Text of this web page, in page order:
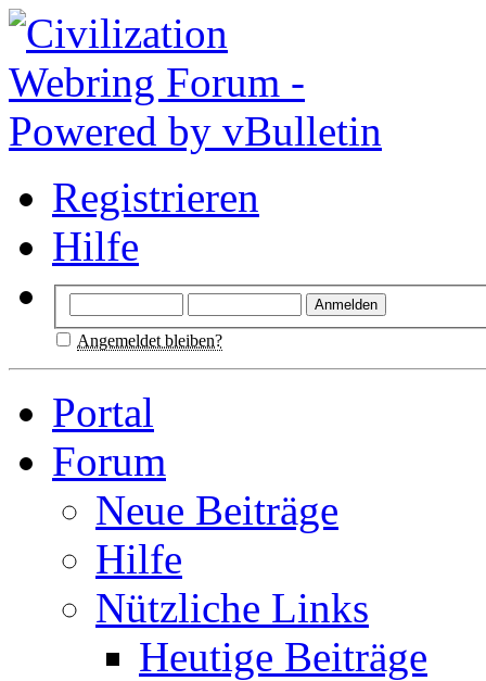
Registrieren
Hilfe
Angemeldet bleiben?
Portal
Forum
Neue Beiträge
Hilfe
Nützliche Links
Heutige Beiträge